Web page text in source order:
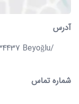
آدرس
Beyoğlu/
شماره تماس